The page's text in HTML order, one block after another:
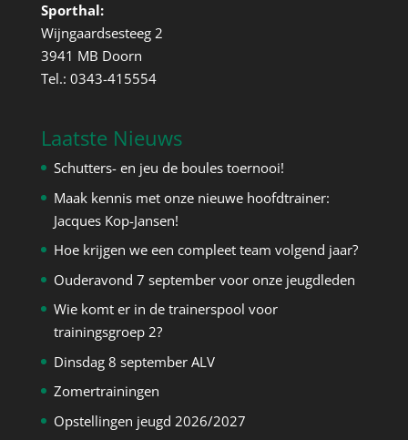
Sporthal:
Wijngaardsesteeg 2
3941 MB Doorn
Tel.: 0343-415554
Laatste Nieuws
Schutters- en jeu de boules toernooi!
Maak kennis met onze nieuwe hoofdtrainer:
Jacques Kop-Jansen!
Hoe krijgen we een compleet team volgend jaar?
Ouderavond 7 september voor onze jeugdleden
Wie komt er in de trainerspool voor
trainingsgroep 2?
Dinsdag 8 september ALV
Zomertrainingen
Opstellingen jeugd 2026/2027